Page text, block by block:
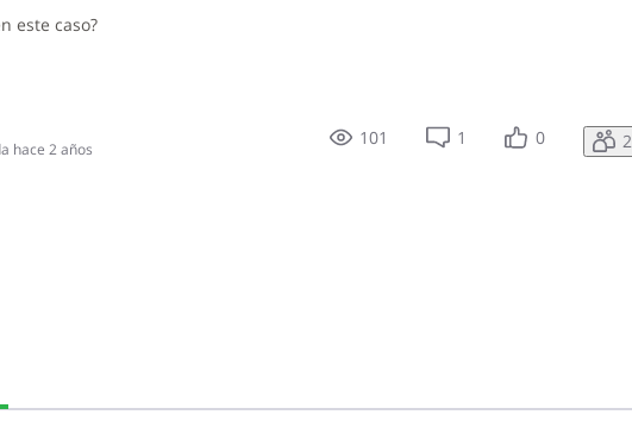
este caso?
hace 2 años
101 1 0 2